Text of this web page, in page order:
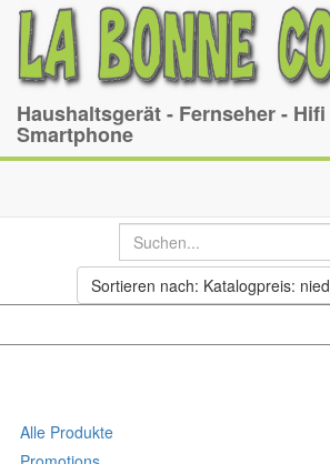
Haushaltsgerät - Fernseher -
Smartphone
Sortieren nach: Katalogpreis:
Alle Produkte